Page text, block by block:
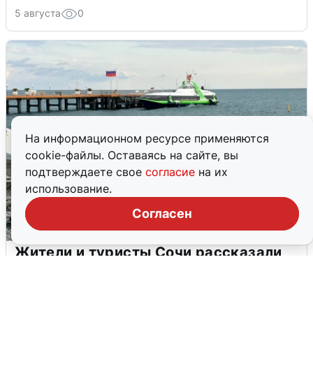
На информационном ресурсе применяются
cookie-файлы. Оставаясь на сайте, вы
подтверждаете свое согласие на их
использование.
Согласен
5 августа 0
Жители и туристы Сочи рассказали